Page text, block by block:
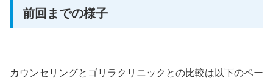
前回までの様子
カウンセリングとゴリラクリニックとの比較は以下のペー